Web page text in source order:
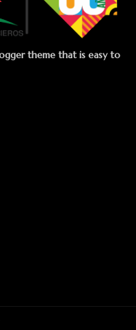
theme that is easy to